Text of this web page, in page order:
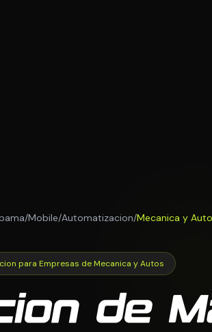
/Mobile/Automatizacion/Mecanica y
para Empresas de Mecanica y Autos
de